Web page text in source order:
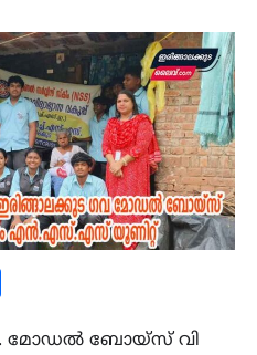
മോഡൽ ബോയ്സ് വി